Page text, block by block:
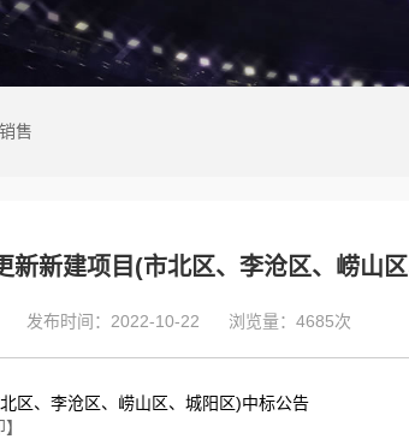
售
新新建项目(市北区、李沧区、崂山
发布时间：2022-10-22 浏览量：4685次
区、李沧区、崂山区、城阳区)中标公告
】